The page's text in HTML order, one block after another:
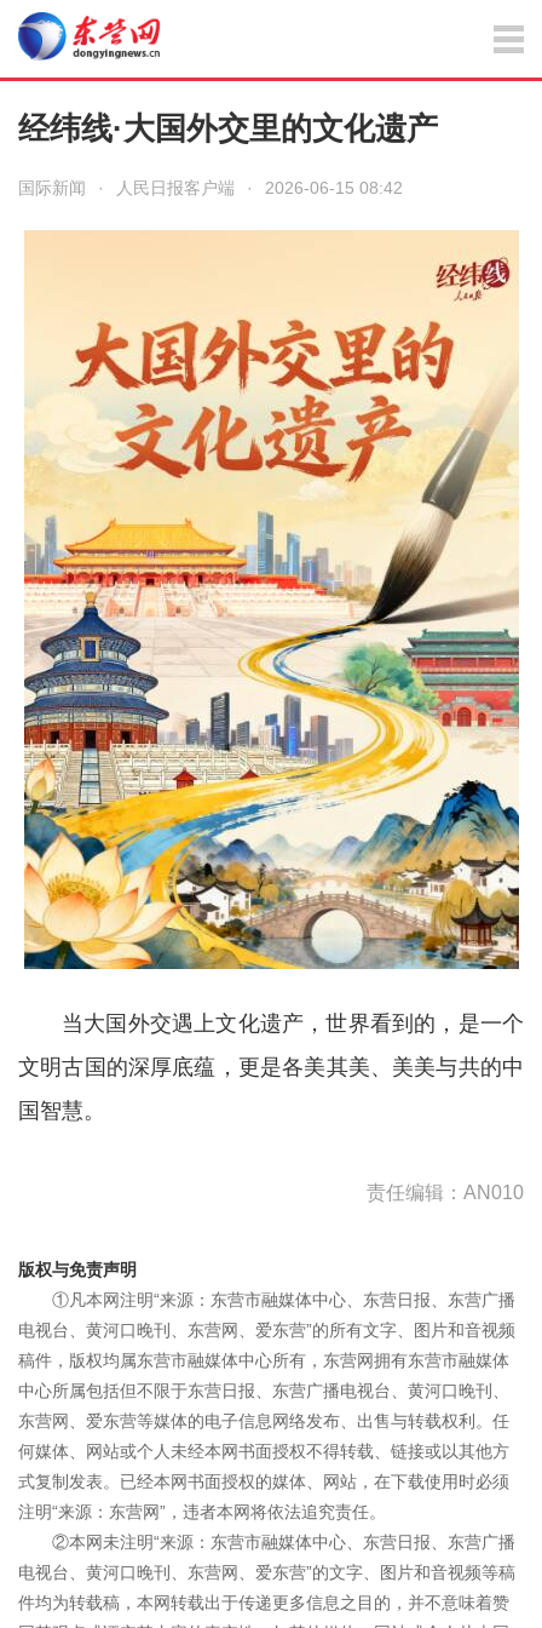
经纬线·大国外交里的文化遗产
国际新闻 · 人民日报客户端 · 2026-06-15 08:42
当大国外交遇上文化遗产，世界看到的，是一个
文明古国的深厚底蕴，更是各美其美、美美与共的中
国智慧。
责任编辑：AN010
版权与免责声明
①凡本网注明“来源：东营市融媒体中心、东营日报、东营广播
电视台、黄河口晚刊、东营网、爱东营”的所有文字、图片和音视频
稿件，版权均属东营市融媒体中心所有，东营网拥有东营市融媒体
中心所属包括但不限于东营日报、东营广播电视台、黄河口晚刊、
东营网、爱东营等媒体的电子信息网络发布、出售与转载权利。任
何媒体、网站或个人未经本网书面授权不得转载、链接或以其他方
式复制发表。已经本网书面授权的媒体、网站，在下载使用时必须
注明“来源：东营网”，违者本网将依法追究责任。
②本网未注明“来源：东营市融媒体中心、东营日报、东营广播
电视台、黄河口晚刊、东营网、爱东营”的文字、图片和音视频等稿
件均为转载稿，本网转载出于传递更多信息之目的，并不意味着赞